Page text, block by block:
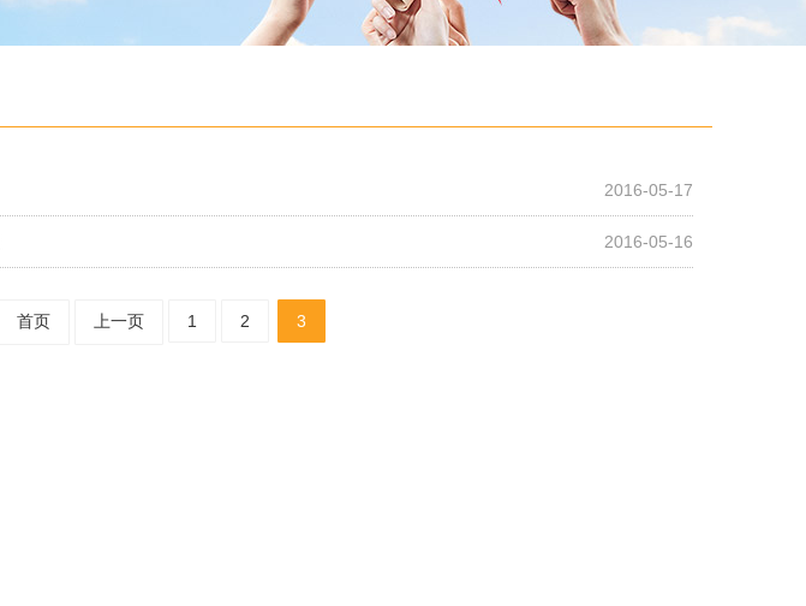
化工与环境工程学院
2016-05-17
2016-05-16
首页 上一页 1 2 3